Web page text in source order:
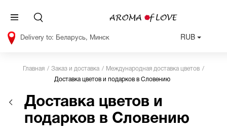
Беларусь, Минск RUB
Главная Заказ и доставка
Международная доставка цветов
Доставка цветов и подарков в Словению
Доставка цветов и
подарков в Словению